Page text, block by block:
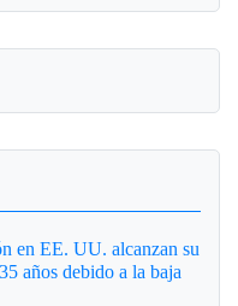
en EE. UU. alcanzan su
años debido a la baja